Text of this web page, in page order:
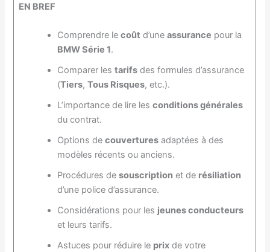
EN BREF
Comprendre le coût d’une assurance pour la
BMW Série 1.
Comparer les tarifsdes formules d’assurance
(Tiers, Tous Risques, etc.).
L’importance de lire les conditions générales
du contrat.
Options de couverturesadaptées à des
modèles récents ou anciens.
Procédures de souscriptionet de résiliation
d’une police d’assurance.
Considérations pour les jeunes conducteurs
et leurs tarifs.
Astuces pour réduire le prixde votre